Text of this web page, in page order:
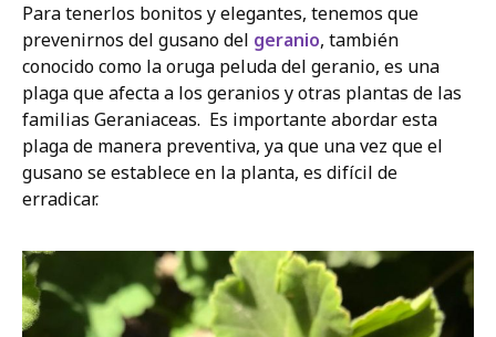
Para tenerlos bonitos y elegantes, tenemos que
prevenirnos del gusano del geranio, también
conocido como la oruga peluda del geranio, es una
plaga que afecta a los geranios y otras plantas de las
familias Geraniaceas. Es importante abordar esta
plaga de manera preventiva, ya que una vez que el
gusano se establece en la planta, es difícil de
erradicar.